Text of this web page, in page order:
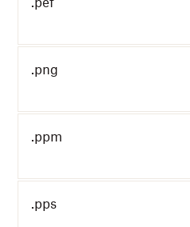
.png
.ppm
.pps